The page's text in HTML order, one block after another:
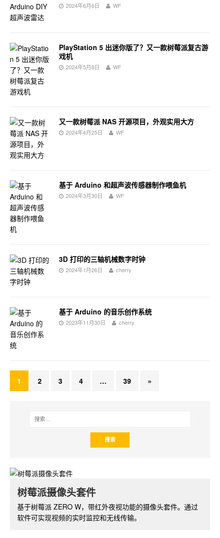
2024年6月6日 WF
PlayStation 5 出迷你版了？又一款树莓派复古游
戏机
2024年5月8日 WF
又一款树莓派 NAS 开源项目，外观实用大方
2024年4月25日 WF
基于 Arduino 和超声波传感器制作喂鱼机
2024年3月30日 WF
3D 打印的三轴机械数字时钟
2024年1月26日 cherry
基于 Arduino 的音乐创作系统
2023年11月30日 cherry
1 2 3 4 … 39 »
NXEZ Cube 小方屏 DIY 套件
小方屏系列基于 ESP8266 开发板，支持 WiFi 功能，配备
OLED 显示屏。可以开发出丰富的功能和应用。
树莓派摄像头套件
基于树莓派 ZERO W，带红外夜视功能的摄像头套件。通过
软件可实现视频的实时监控和无线传输。